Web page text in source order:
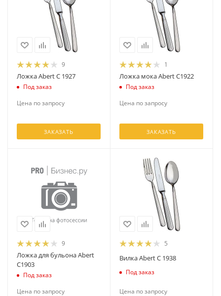
9
Ложка Abert C 1927
Под заказ
Цена по запросу
ЗАКАЗАТЬ
1
Ложка мока Abert C1922
Под заказ
Цена по запросу
ЗАКАЗАТЬ
9
Ложка для бульона Abert
C1903
Под заказ
Цена по запросу
5
Вилка Abert C 1938
Под заказ
Цена по запросу